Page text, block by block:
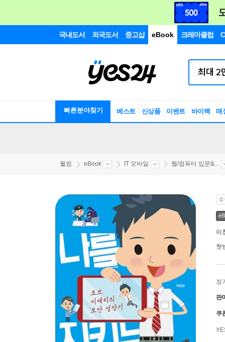
국내도서 외국도서 중고샵 eBook 크레마클럽
빠른분야찾기 베스트 신상품 이벤트 바이백 매
웰컴 eBook IT 모바일 웹/컴퓨터 입문&...
이
첫
정
판
쿠